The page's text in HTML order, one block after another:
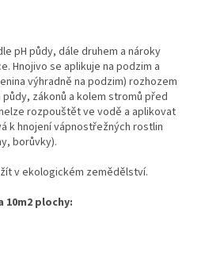
pH půdy, dále druhem a nároky
Hnojivo se aplikuje na podzim a
výhradně na podzim) rozhozem
zákonů a kolem stromů před
rozpouštět ve vodě a aplikovat
k hnojení vápnostřežných rostlin
borůvky).
v ekologickém zemědělství.
10m2 plochy: